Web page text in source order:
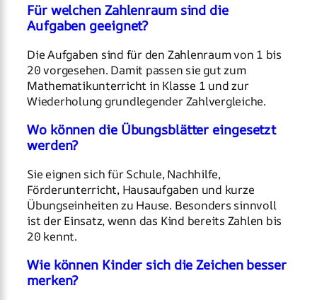
Für welchen Zahlenraum sind die
Aufgaben geeignet?
Die Aufgaben sind für den Zahlenraum von 1 bis
20 vorgesehen. Damit passen sie gut zum
Mathematikunterricht in Klasse 1 und zur
Wiederholung grundlegender Zahlvergleiche.
Wo können die Übungsblätter eingesetzt
werden?
Sie eignen sich für Schule, Nachhilfe,
Förderunterricht, Hausaufgaben und kurze
Übungseinheiten zu Hause. Besonders sinnvoll
ist der Einsatz, wenn das Kind bereits Zahlen bis
20 kennt.
Wie können Kinder sich die Zeichen besser
merken?